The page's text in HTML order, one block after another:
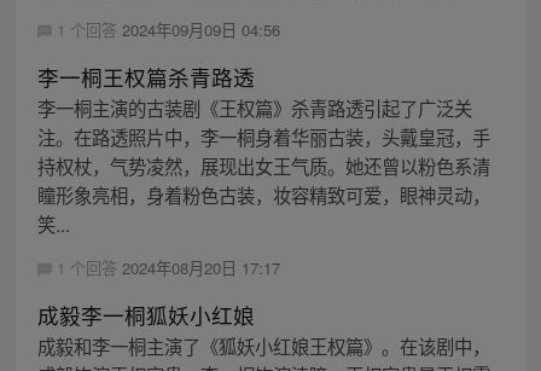
1 个回答 2024年09月09日 04:56
李一桐王权篇杀青路透
李一桐主演的古装剧《王权篇》杀青路透引起了广泛关
注。在路透照片中，李一桐身着华丽古装，头戴皇冠，手
持权杖，气势凌然，展现出女王气质。她还曾以粉色系清
瞳形象亮相，身着粉色古装，妆容精致可爱，眼神灵动，
笑...
1 个回答 2024年08月20日 17:17
成毅李一桐狐妖小红娘
成毅和李一桐主演了《狐妖小红娘王权篇》。在该剧中，